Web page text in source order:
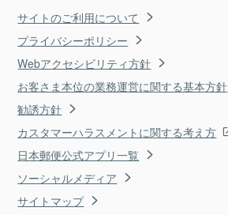
サイトのご利用について
プライバシーポリシー
Webアクセシビリティ方針
お客さま本位の業務運営に関する基本方針
勧誘方針
カスタマーハラスメントに関する考え方
日本郵便公式アプリ一覧
ソーシャルメディア
サイトマップ